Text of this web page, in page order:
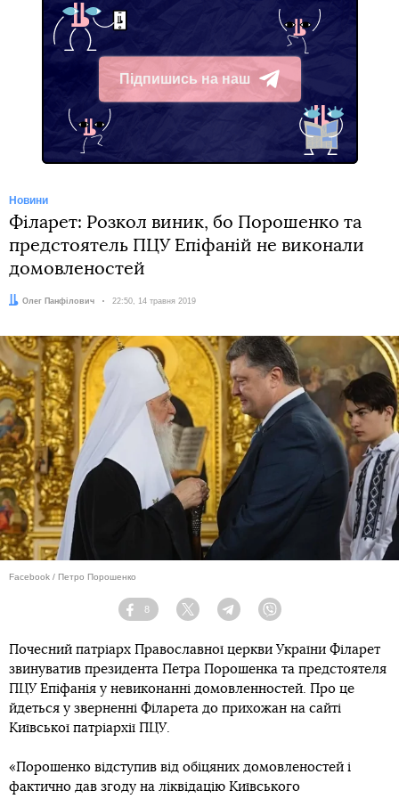
Підпишись на наш
Telegram
Новини
Філарет: Розкол виник, бо Порошенко та
предстоятель ПЦУ Епіфаній не виконали
домовленостей
Автор:
Олег Панфілович Дата:
22:50, 14 травня 2019
Facebook / Петро Порошенко
Facebook
8
Twitter TelegramViber
Почесний патріарх Православної церкви України Філарет
звинуватив президента Петра Порошенка та предстоятеля
ПЦУ Епіфанія у невиконанні домовленностей. Про це
йдеться у зверненні Філарета до прихожан на сайті
Київської патріархії ПЦУ.
«Порошенко відступив від обіцяних домовленостей і
фактично дав згоду на ліквідацію Київського